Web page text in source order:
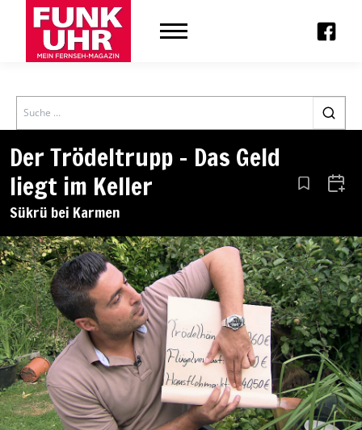
Search
Der Trödeltrupp – Das Geld
liegt im Keller
Sükrü bei Karmen
Aus den